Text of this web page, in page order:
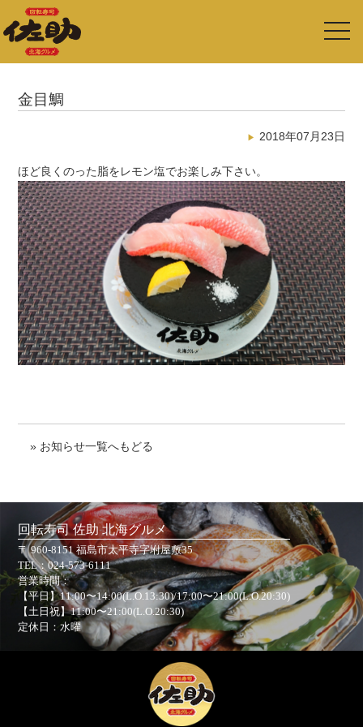
金目鯛
2018年07月23日
ほど良くのった脂をレモン塩でお楽しみ下さい。
» お知らせ一覧へもどる
回転寿司 佐助 北海グルメ
〒 960-8151 福島市太平寺字坿屋敷35
TEL：024-573-6111
営業時間：
【平日】11:00〜14:00(L.O.13:30)/17:00〜21:00(L.O.20:30)
【土日祝】11:00〜21:00(L.O.20:30)
定休日：水曜